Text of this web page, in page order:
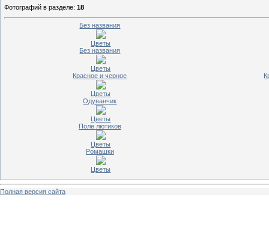
Фотографий в разделе: 18
Без названия
Цветы
Без названия
Цветы
Красное и черное
Цветы
Одуванчик
Цветы
Поле лютиков
Цветы
Ромашки
Цветы
Полная версия сайта